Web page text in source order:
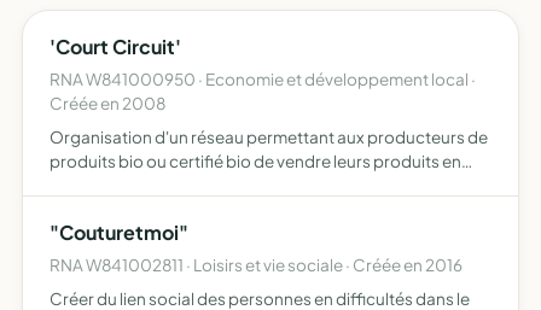
'Court Circuit'
RNA W841000950 · Economie et développement local ·
Créée en 2008
Organisation d'un réseau permettant aux producteurs de
produits bio ou certifié bio de vendre leurs produits en
"Couturetmoi"
RNA W841002811 · Loisirs et vie sociale · Créée en 2016
Créer du lien social des personnes en difficultés dans le